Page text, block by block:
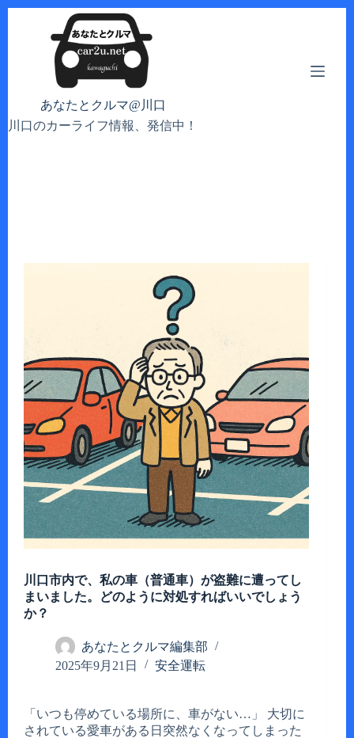
キ
あなたとクルマ@川口
川口のカーライフ情報、発信中！
川口市内で、私の車（普通車）が盗難に遭ってし
まいました。どのように対処すればいいでしょう
か？
あなたとクルマ編集部
2025年9月21日
安全運転
「いつも停めている場所に、車がない…」 大切に
されている愛車がある日突然なくなってしまった